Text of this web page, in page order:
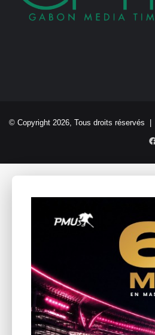
© Copyright 2026, Tous droits réservés |